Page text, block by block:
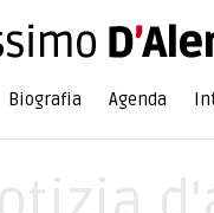
Biografia Agenda